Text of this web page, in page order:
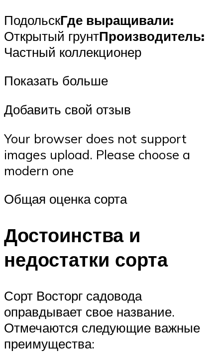
ПодольскГде выращивали:
Открытый грунтПроизводитель:
Частный коллекционер
Показать больше
Добавить свой отзыв
Your browser does not support
images upload. Please choose a
modern one
Общая оценка сорта
Достоинства и
недостатки сорта
Сорт Восторг садовода
оправдывает свое название.
Отмечаются следующие важные
преимущества: